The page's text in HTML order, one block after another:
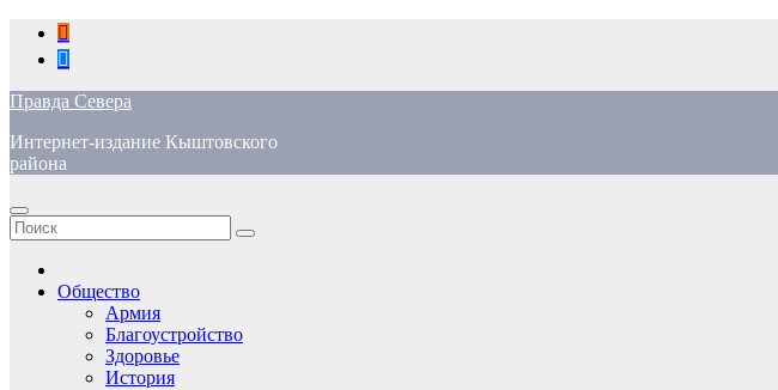
Перейти
содержимому
Правда Севера
Интернет-издание Кыштовского
района
Общество
Армия
Благоустройство
Здоровье
История